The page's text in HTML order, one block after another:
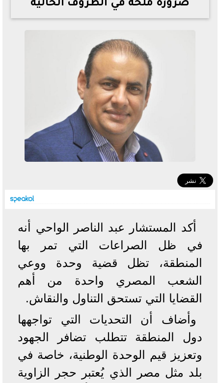
خطوات الاستعلام فور اعتمادها
تحسن حالة فضل شاكر الصحية وخروجه من المستشفى |
أسعار الحديد والأسمنت اليوم الإثنين 6 - 7 - 2026
ضرورة ملحة في الظروف الحالية
أكد المستشار عبد الناصر الواحي أنه
في ظل الصراعات التي تمر بها
المنطقة، تظل قضية وحدة ووعي
الشعب المصري واحدة من أهم
القضايا التي تستحق التناول والنقاش.
وأضاف أن التحديات التي تواجهها
دول المنطقة تتطلب تضافر الجهود
وتعزيز قيم الوحدة الوطنية، خاصة في
بلد مثل مصر الذي يُعتبر حجر الزاوية